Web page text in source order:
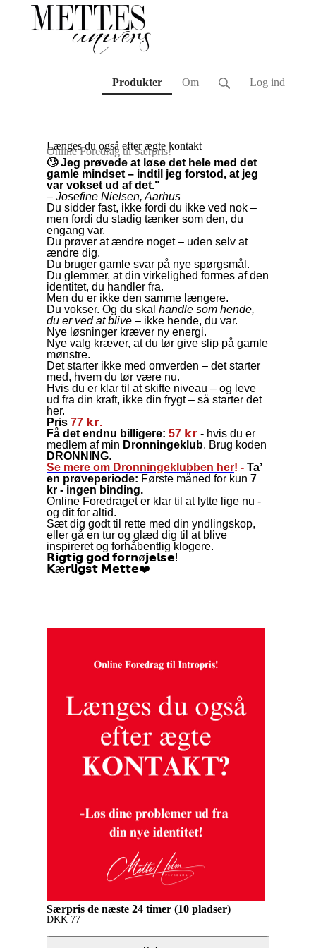
Produkter(current)
Om Log ind
Længes du også efter ægte kontakt
Online Foredrag til Særpris!
🙄 Jeg prøvede at løse det hele med det
gamle mindset – indtil jeg forstod, at jeg
var vokset ud af det."
– Josefine Nielsen, Aarhus
Du sidder fast, ikke fordi du ikke ved nok –
men fordi du stadig tænker som den, du
engang var.
Du prøver at ændre noget – uden selv at
ændre dig.
Du bruger gamle svar på nye spørgsmål.
Du glemmer, at din virkelighed formes af den
identitet, du handler fra.
Men du er ikke den samme længere.
Du vokser. Og du skal handle som hende,
du er ved at blive – ikke hende, du var.
Nye løsninger kræver ny energi.
Nye valg kræver, at du tør give slip på gamle
mønstre.
Det starter ikke med omverden – det starter
med, hvem du tør være nu.
Hvis du er klar til at skifte niveau – og leve
ud fra din kraft, ikke din frygt – så starter det
her.
Pris 77 𝗸𝗿.
Få det endnu billigere: 57 𝗸𝗿 - hvis du er
medlem af min Dronningeklub. Brug koden
DRONNING.
Se mere om Dronningeklubben her! - Ta’
en prøveperiode: Første måned for kun 7
kr - ingen binding.
Online Foredraget er klar til at lytte lige nu -
og dit for altid.
Sæt dig godt til rette med din yndlingskop,
eller gå en tur og glæd dig til at blive
inspireret og forhåbentlig klogere.
𝗥𝗶𝗴𝘁𝗶𝗴 𝗴𝗼𝗱 𝗳𝗼𝗿𝗻ø𝗷𝗲𝗹𝘀𝗲!
𝗞æ𝗿𝗹𝗶𝗴𝘀𝘁 𝗠𝗲𝘁𝘁𝗲❤️
Særpris de næste 24 timer (10 pladser)
DKK 77